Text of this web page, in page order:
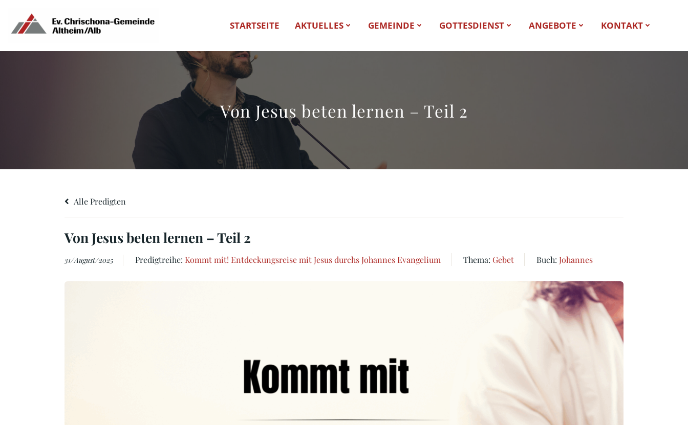
springen
STARTSEITE AKTUELLES GEMEINDE GOTTESDIENST ANGEBOTE KONTAKT
Von Jesus beten lernen – Teil 2
Alle Predigten
Von Jesus beten lernen – Teil 2
31/August/2025 Predigtreihe: Kommt mit! Entdeckungsreise mit Jesus durchs Johannes Evangelium Thema: Gebet Buch: Johannes